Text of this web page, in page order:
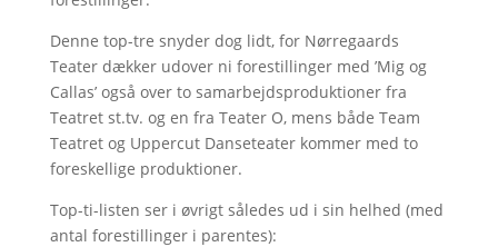
Denne top-tre snyder dog lidt, for Nørregaards
Teater dækker udover ni forestillinger med ’Mig og
Callas’ også over to samarbejdsproduktioner fra
Teatret st.tv. og en fra Teater O, mens både Team
Teatret og Uppercut Danseteater kommer med to
foreskellige produktioner.
Top-ti-listen ser i øvrigt således ud i sin helhed (med
antal forestillinger i parentes):